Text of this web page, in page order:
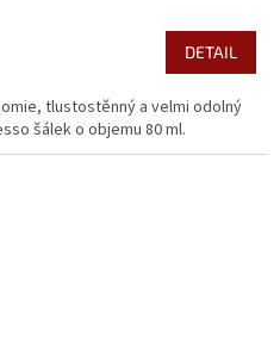
DETAIL
tlustostěnný a velmi odolný
šálek o objemu 80 ml.